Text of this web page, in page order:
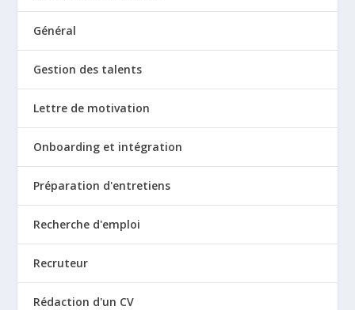
Général
Gestion des talents
Lettre de motivation
Onboarding et intégration
Préparation d'entretiens
Recherche d'emploi
Recruteur
Rédaction d'un CV